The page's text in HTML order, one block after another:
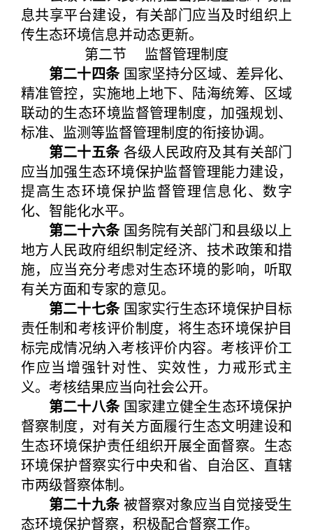
息共享平台建设，有关部门应当及时组织上
传生态环境信息并动态更新。
第二节 监督管理制度
第二十四条国家坚持分区域、差异化、
精准管控，实施地上地下、陆海统筹、区域
联动的生态环境监督管理制度，加强规划、
标准、监测等监督管理制度的衔接协调。
第二十五条各级人民政府及其有关部门
应当加强生态环境保护监督管理能力建设，
提高生态环境保护监督管理信息化、数字
化、智能化水平。
第二十六条国务院有关部门和县级以上
地方人民政府组织制定经济、技术政策和措
施，应当充分考虑对生态环境的影响，听取
有关方面和专家的意见。
第二十七条国家实行生态环境保护目标
责任制和考核评价制度，将生态环境保护目
标完成情况纳入考核评价内容。考核评价工
作应当增强针对性、实效性，力戒形式主
义。考核结果应当向社会公开。
第二十八条国家建立健全生态环境保护
督察制度，对有关方面履行生态文明建设和
生态环境保护责任组织开展全面督察。生态
环境保护督察实行中央和省、自治区、直辖
市两级督察体制。
第二十九条被督察对象应当自觉接受生
态环境保护督察，积极配合督察工作。